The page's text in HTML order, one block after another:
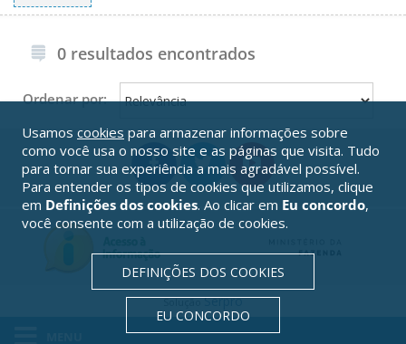
0 resultados encontrados
Ordenar por:
SoluçãoSerpro
Usamos cookies para armazenar informações sobre
como você usa o nosso site e as páginas que visita. Tudo
para tornar sua experiência a mais agradável possível.
Para entender os tipos de cookies que utilizamos, clique
em Definições dos cookies. Ao clicar em Eu concordo,
você consente com a utilização de cookies.
DEFINIÇÕES DOS COOKIES
EU CONCORDO